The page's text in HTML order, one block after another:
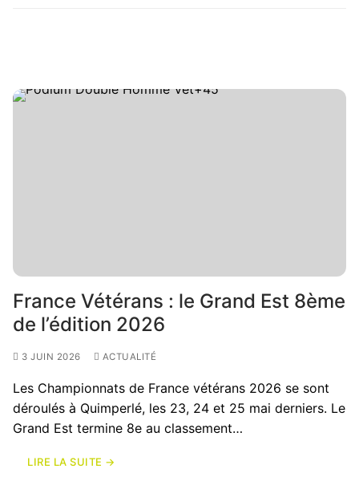
France Vétérans : le Grand Est 8ème
de l’édition 2026
3 JUIN 2026 ACTUALITÉ
Les Championnats de France vétérans 2026 se sont
déroulés à Quimperlé, les 23, 24 et 25 mai derniers. Le
Grand Est termine 8e au classement…
LIRE LA SUITE →